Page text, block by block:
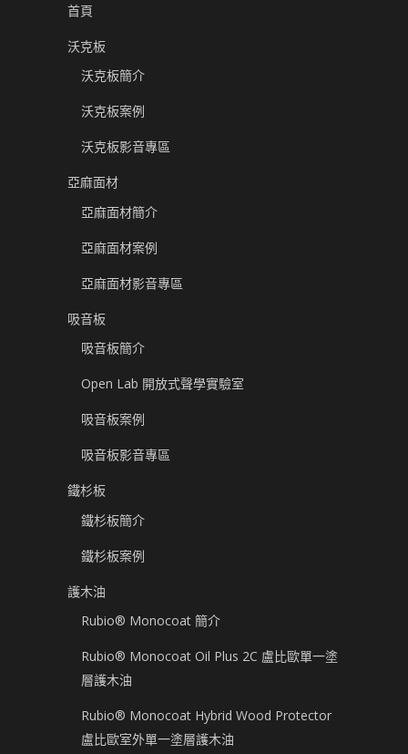
首頁
沃克板
沃克板簡介
沃克板案例
沃克板影音專區
亞麻面材
亞麻面材簡介
亞麻面材案例
亞麻面材影音專區
吸音板
吸音板簡介
Open Lab 開放式聲學實驗室
吸音板案例
吸音板影音專區
鐵杉板
鐵杉板簡介
鐵杉板案例
護木油
Rubio® Monocoat 簡介
Rubio® Monocoat Oil Plus 2C 盧比歐單一塗
層護木油
Rubio® Monocoat Hybrid Wood Protector
盧比歐室外單一塗層護木油